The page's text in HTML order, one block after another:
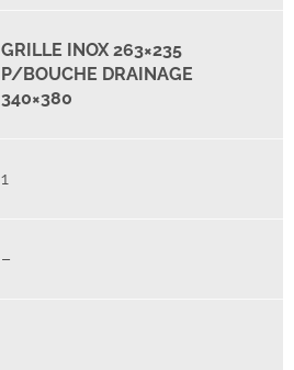
GRILLE INOX 263×235
P/BOUCHE DRAINAGE
340×380
1
–